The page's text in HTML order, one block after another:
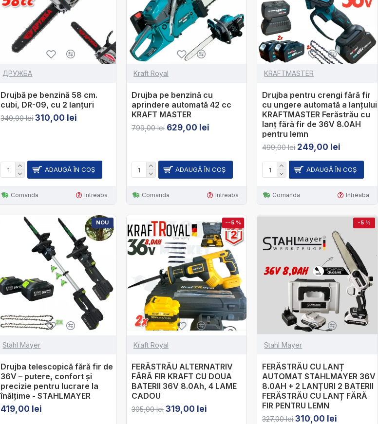
ДРУЖБА
Drujbă pe benzină 58 cm.
cubi, DR-09, cu 2 lanțuri
340,00 lei 310,00 lei
ADAUGĂ ÎN COŞ
Comanda Intreaba
Kraft Royal
Drujba pe benzină cu
aprindere automată 42 cc
KRAFT MASTER
799,00 lei 629,00 lei
ADAUGĂ ÎN COŞ
Comanda Intreaba
KRAFTMASTER
Drujba pentru crengi fără fir
cu ungere automată a lanțului
KRAFTMASTER Ferăstrău cu
lanț fără fir de 36V 8.0AH
pentru lemn
499,00 lei 249,00 lei
ADAUGĂ ÎN COŞ
Comanda Intreaba
NOU
Stahl Mayer
Drujba telescopică fără fir de
36V – putere, confort și
precizie pentru lucrare la
înălțime - STAHLMAYER
419,00 lei
--5 %
Kraft Royal
FERĂSTRĂU ALTERNATRIV
FĂRĂ FIR KRAFT CU DOUA
BATERII 36V 8.0Ah, 4 LAME
CADOU
305,00 lei 319,00 lei
-5 %
Stahl Mayer
FERĂSTRĂU CU LANȚ
AUTOMAT STAHLMAYER 36V
8.0AH + 2 LANȚURI 2 BATERII
FERĂSTRĂU CU LANȚ FĂRĂ
FIR PENTRU LEMN
327,00 lei 310,00 lei